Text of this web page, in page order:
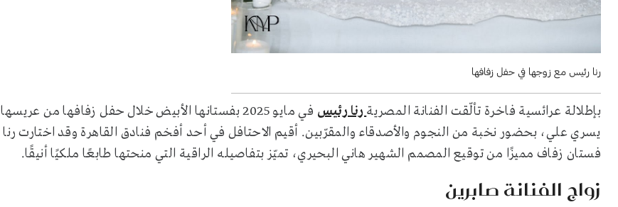
رنا رئيس مع زوجها في حفل زفافها
بإطلالة عرائسية فاخرة تألّقت الفنانة المصريةرنا رئيس
في مايو 2025 بفستانها الأبيض خلال حفل زفافها من عريسها
يسري علي، بحضور نخبة من النجوم والأصدقاء والمقرّبين. أقيم الاحتافل في أحد أفخم فنادق القاهرة وقد اختارت رنا
فستان زفاف مميزًا من توقيع المصمم الشهير هاني البحيري، تميّز بتفاصيله الراقية التي منحتها طابعًا ملكيًا أنيقًا.
زواج الفنانة صابرين